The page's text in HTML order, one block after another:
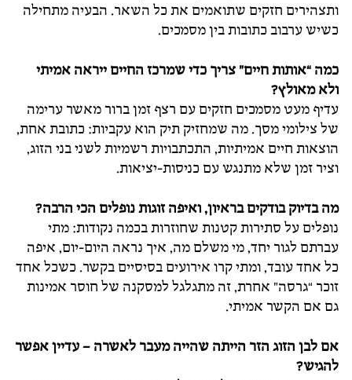
ותצהירים חזקים שתואמים את כל השאר. הבעיה מתחילה
כשיש ערבוב כתובות בין מסמכים.
כמה “אותות חיים” צריך כדי שמרכז החיים ייראה אמיתי
ולא מאולץ?
עדיף מעט מסמכים חזקים עם רצף זמן ברור מאשר ערימה
של צילומי מסך. מה שמחזיק תיק הוא עקביות: כתובת אחת,
הוצאות חיים אמיתיות, התכתבויות רשמיות לשני בני הזוג,
וציר זמן שלא מתנגש עם כניסות-יציאות.
מה בדיוק בודקים בראיון, ואיפה זוגות נופלים הכי הרבה?
נופלים על סתירות קטנות שחוזרות בכמה נקודות: מתי
עברתם לגור יחד, מי משלם מה, איך נראה היום-יום, איפה
כל אחד עובד, ומתי קרו אירועים בסיסיים בקשר. כשכל אחד
זוכר “גרסה” אחרת, זה מתגלגל למסקנה של חוסר אמינות
גם אם הקשר אמיתי.
אם לבן הזוג הזר הייתה שהייה מעבר לאשרה – עדיין אפשר
להגיש?